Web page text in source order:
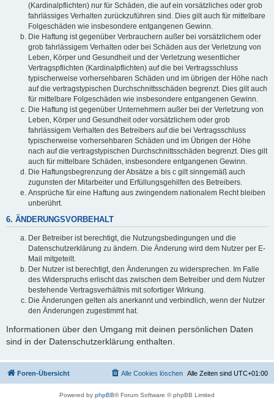
(Kardinalpflichten) nur für Schäden, die auf ein vorsätzliches oder grob
fahrlässiges Verhalten zurückzuführen sind. Dies gilt auch für mittelbare
Folgeschäden wie insbesondere entgangenen Gewinn.
Die Haftung ist gegenüber Verbrauchern außer bei vorsätzlichem oder
grob fahrlässigem Verhalten oder bei Schäden aus der Verletzung von
Leben, Körper und Gesundheit und der Verletzung wesentlicher
Vertragspflichten (Kardinalpflichten) auf die bei Vertragsschluss
typischerweise vorhersehbaren Schäden und im übrigen der Höhe nach
auf die vertragstypischen Durchschnittsschäden begrenzt. Dies gilt auch
für mittelbare Folgeschäden wie insbesondere entgangenen Gewinn.
Die Haftung ist gegenüber Unternehmern außer bei der Verletzung von
Leben, Körper und Gesundheit oder vorsätzlichem oder grob
fahrlässigem Verhalten des Betreibers auf die bei Vertragsschluss
typischerweise vorhersehbaren Schäden und im Übrigen der Höhe
nach auf die vertragstypischen Durchschnittsschäden begrenzt. Dies gilt
auch für mittelbare Schäden, insbesondere entgangenen Gewinn.
Die Haftungsbegrenzung der Absätze a bis c gilt sinngemäß auch
zugunsten der Mitarbeiter und Erfüllungsgehilfen des Betreibers.
Ansprüche für eine Haftung aus zwingendem nationalem Recht bleiben
unberührt.
6. ÄNDERUNGSVORBEHALT
Der Betreiber ist berechtigt, die Nutzungsbedingungen und die
Datenschutzerklärung zu ändern. Die Änderung wird dem Nutzer per E-
Mail mitgeteilt.
Der Nutzer ist berechtigt, den Änderungen zu widersprechen. Im Falle
des Widerspruchs erlischt das zwischen dem Betreiber und dem Nutzer
bestehende Vertragsverhältnis mit sofortiger Wirkung.
Die Änderungen gelten als anerkannt und verbindlich, wenn der Nutzer
den Änderungen zugestimmt hat.
Informationen über den Umgang mit deinen persönlichen Daten
sind in der Datenschutzerklärung enthalten.
Foren-Übersicht Alle Zeiten sind UTC+01:00
Alle Cookies löschen
Powered by phpBB® Forum Software © phpBB Limited